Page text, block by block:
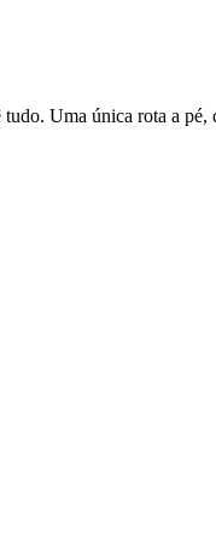
Uma única rota a pé,